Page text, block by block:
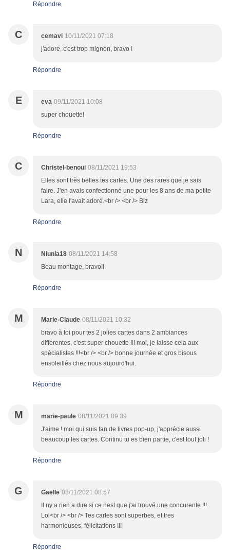
Répondre
C cemavi 10/11/2021 07:18
j'adore, c'est trop mignon, bravo !
Répondre
E eva 09/11/2021 10:08
super chouette!
Répondre
C Christel-benoui 08/11/2021 19:53
Elles sont très belles tes cartes. Une des rares que je sais
faire. J'en avais confectionné une pour les 8 ans de ma petite
Lara, elle l'avait adoré.<br /> <br /> Biz
Répondre
N Niunia18 08/11/2021 14:58
Beau montage, bravo!!
Répondre
M Marie-Claude 08/11/2021 10:32
bravo à toi pour tes 2 jolies cartes dans 2 ambiances
différentes, c'est super chouette !!! moi, je laisse cela aux
spécialistes !!!<br /> <br /> bonne journée et gros bisous
ensoleillés chez nous aujourd'hui.
Répondre
M marie-paule 08/11/2021 09:39
J'aime ! moi qui suis fan de livres pop-up, j'apprécie aussi
beaucoup les cartes. Continu tu es bien partie, c'est tout joli !
Répondre
G Gaelle 08/11/2021 08:57
Il ny a rien a dire si ce nest que j'ai trouvé une concurente !!!
Lol<br /> <br /> Tes cartes sont superbes, et tres
harmonieuses, félicitations !!!
Répondre